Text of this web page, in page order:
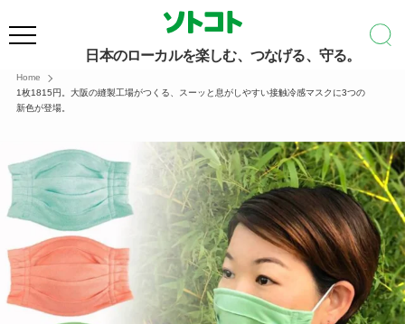
日本のローカルを楽しむ、つなげる、守る。
Home
1枚1815円。大阪の縫製工場がつくる、スーッと息がしやすい接触冷感マスクに3つの
新色が登場。